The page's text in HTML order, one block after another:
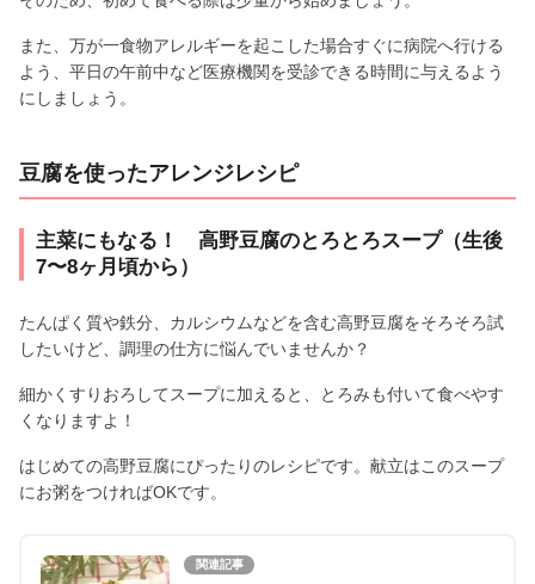
また、万が一食物アレルギーを起こした場合すぐに病院へ行ける
よう、平日の午前中など医療機関を受診できる時間に与えるよう
にしましょう。
豆腐を使ったアレンジレシピ
主菜にもなる！ 高野豆腐のとろとろスープ（生後
7〜8ヶ月頃から）
たんぱく質や鉄分、カルシウムなどを含む高野豆腐をそろそろ試
したいけど、調理の仕方に悩んでいませんか？
細かくすりおろしてスープに加えると、とろみも付いて食べやす
くなりますよ！
はじめての高野豆腐にぴったりのレシピです。献立はこのスープ
にお粥をつければOKです。
関連記事